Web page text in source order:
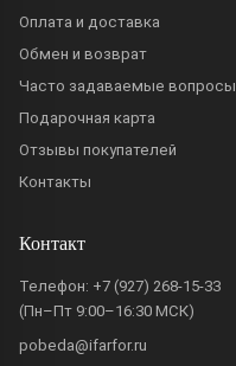
Оплата и доставка
Обмен и возврат
Часто задаваемые вопросы
Подарочная карта
Отзывы покупателей
Контакты
Контакт
Телефон: +7 (927) 268-15-33
(Пн–Пт 9:00–16:30 МСК)
pobeda@ifarfor.ru